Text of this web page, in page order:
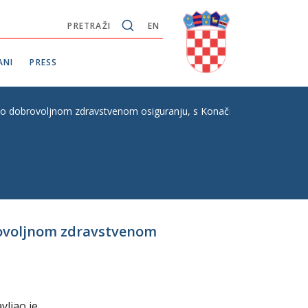
EN
PRETRAŽI
PRESS
zdravstvenom osiguranju, s Konačnim prijedlogom
zdravstvenom